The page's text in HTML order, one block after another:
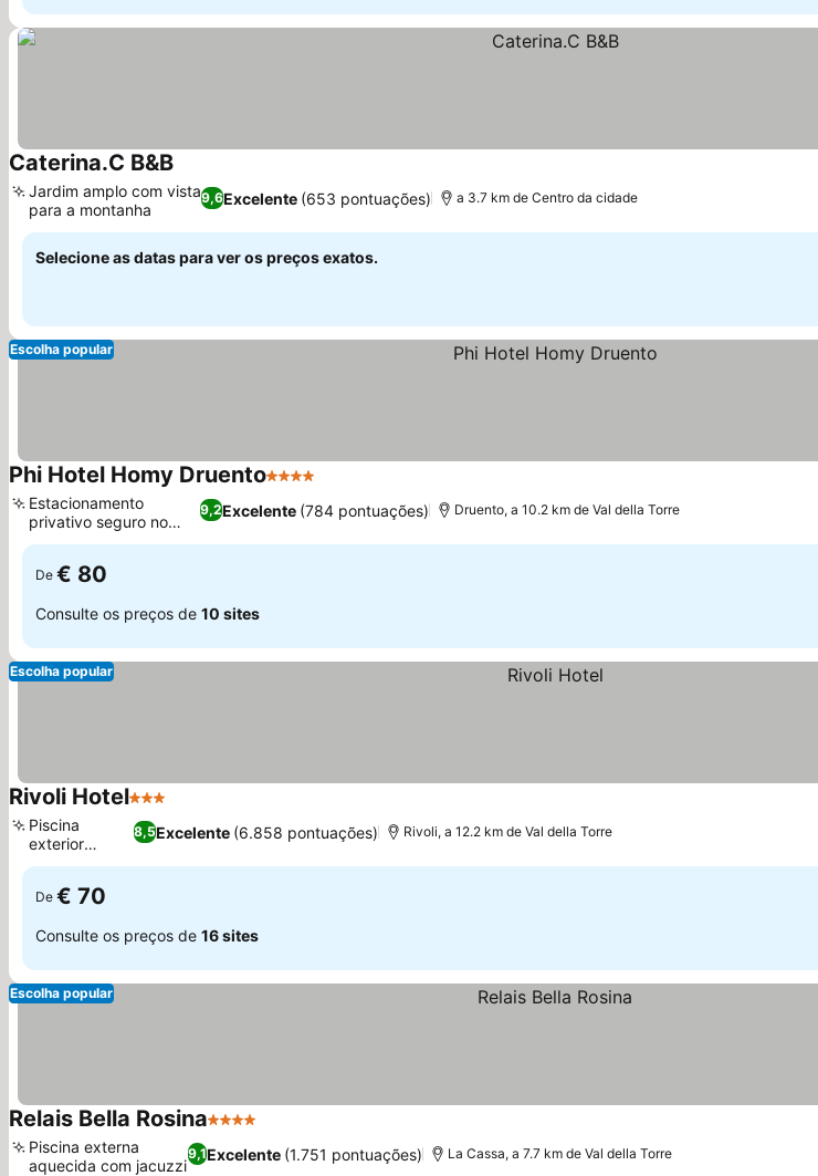
Caterina.C B&BVer preços
9,6Excelente (653 pontuações)
Jardim amplo com vista
para a montanha
a 3.7 km de Centro da cidade
Selecione as datas para ver os preços exatos.
Escolha popular
Phi Hotel Homy Druento4 Estrelas
9,2Excelente (784 pontuações)
Estacionamento
privativo seguro no
local
Druento, a 10.2 km de Val della Torre
De € 80
Consulte os preços de 10 sites
Escolha popular
Rivoli Hotel3 Estrelas
8,5Excelente (6.858 pontuações)
Piscina
exterior
sazonal
Rivoli, a 12.2 km de Val della Torre
De € 70
Consulte os preços de 16 sites
Escolha popular
Relais Bella Rosina4 Estrelas
9,1Excelente (1.751 pontuações)
Piscina externa
aquecida com jacuzzi
La Cassa, a 7.7 km de Val della Torre